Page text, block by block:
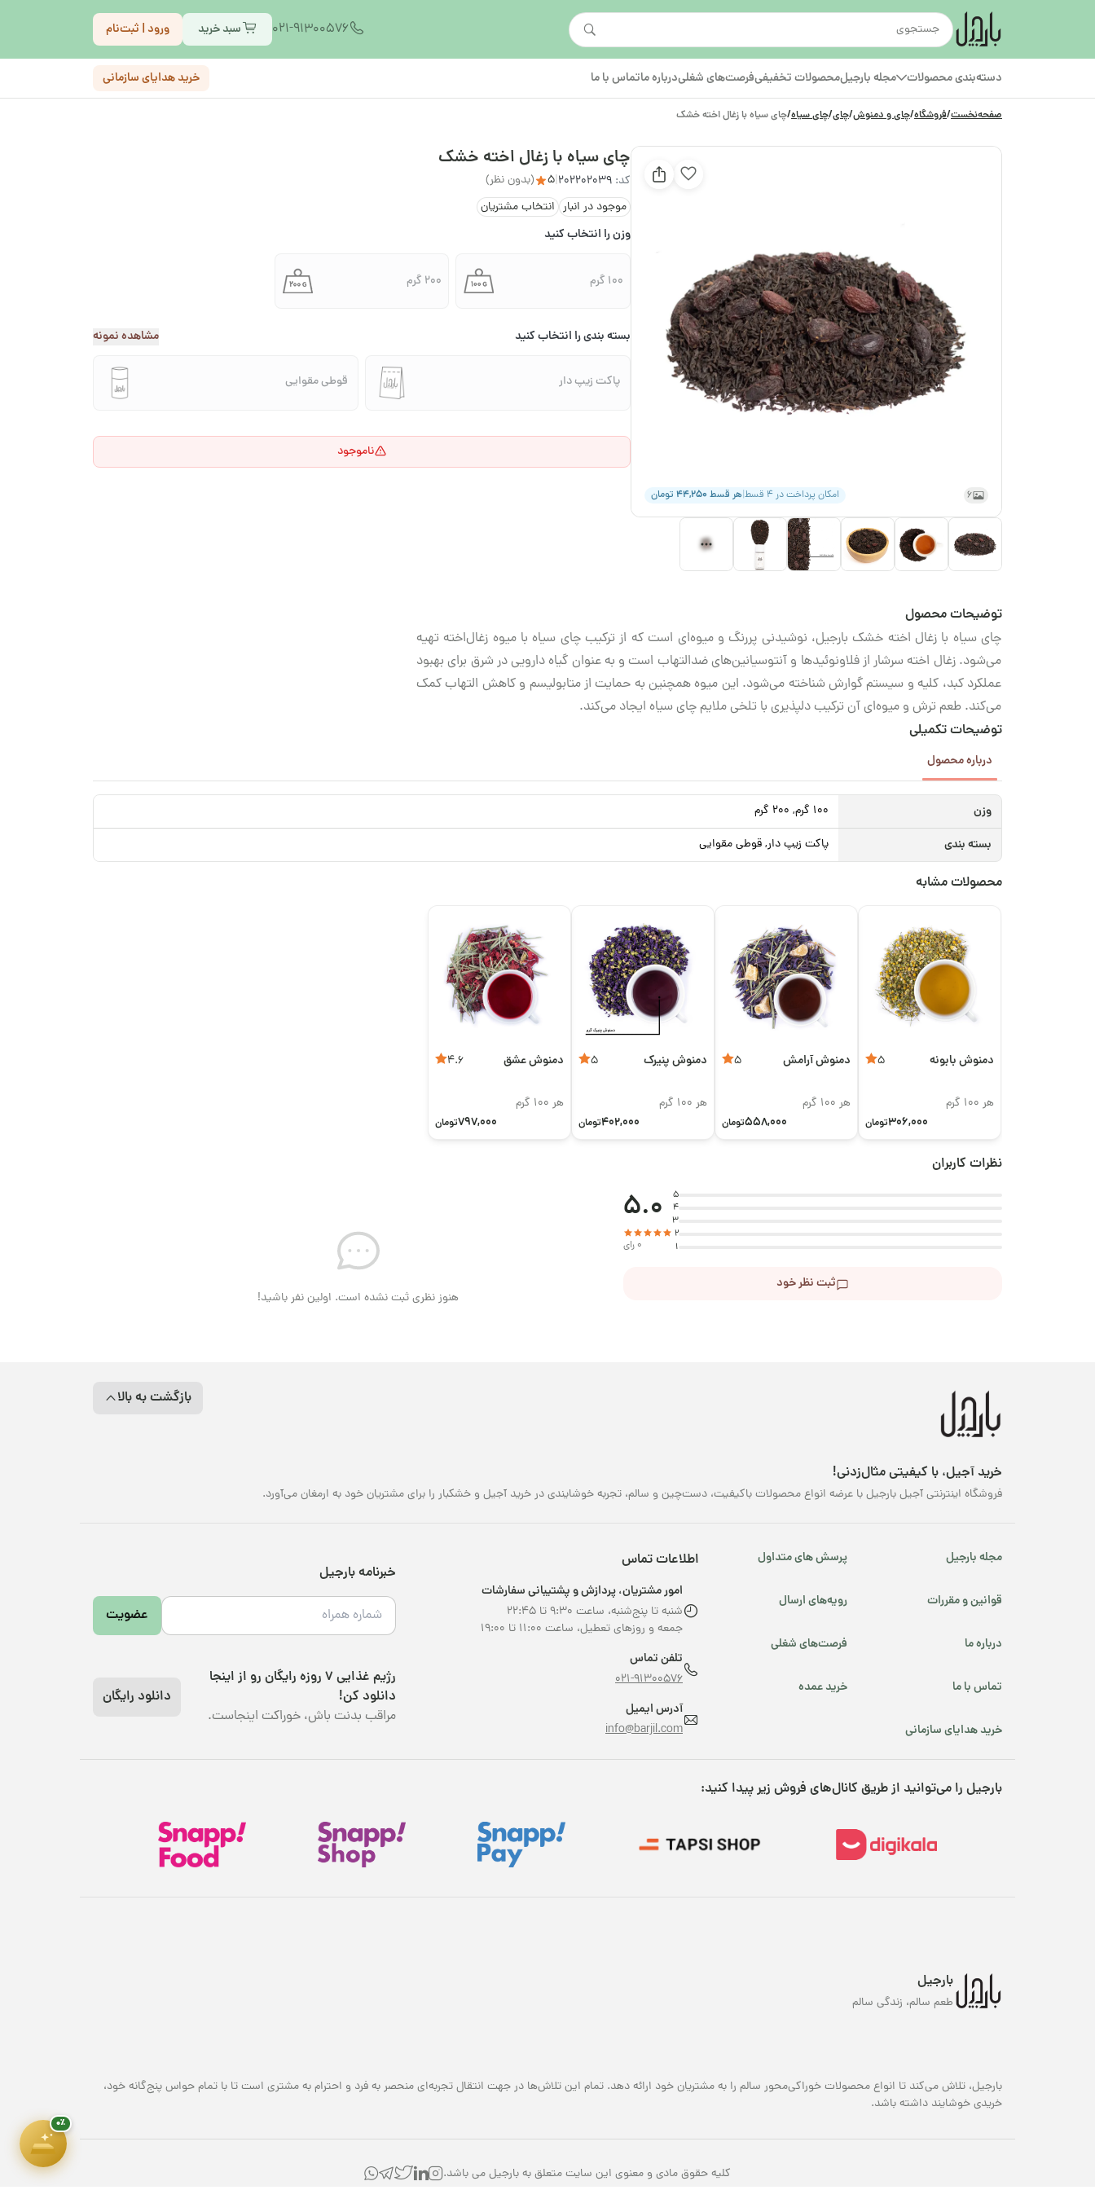
021-91300576 سبد خرید ورود | ثبت‌نام
دسته‌بندی محصولات مجله بارجیلمحصولات تخفیفیفرصت‌های شغلیدرباره ماتماس با ما خرید هدایای سازمانی
صفحه‌نخست/فروشگاه/چای و دمنوش/چای/چای سیاه/چای سیاه با زغال اخته خشک
6 امکان پرداخت در ۴ قسط |هر قسط ۴۴,۲۵۰ تومان
چای سیاه با زغال اخته خشک
کد: 202202039
|
5
(بدون نظر)
موجود در انبار انتخاب مشتریان
وزن را انتخاب کنید
100 گرم 200 گرم
بسته بندی را انتخاب کنید مشاهده نمونه
پاکت زیپ دار قوطی مقوایی
ناموجود
توضیحات محصول
چای سیاه با زغال اخته خشک بارجیل، نوشیدنی پررنگ و میوه‌ای است که از ترکیب چای سیاه با میوه زغال‌اخته تهیه
می‌شود. زغال اخته سرشار از فلاونوئیدها و آنتوسیانین‌های ضدالتهاب است و به عنوان گیاه دارویی در شرق برای بهبود
عملکرد کبد، کلیه و سیستم گوارش شناخته می‌شود. این میوه همچنین به حمایت از متابولیسم و کاهش التهاب کمک
می‌کند. طعم ترش و میوه‌ای آن ترکیب دلپذیری با تلخی ملایم چای سیاه ایجاد می‌کند.
توضیحات تکمیلی
درباره محصول
وزن 100 گرم, 200 گرم
بسته بندی پاکت زیپ دار, قوطی مقوایی
محصولات مشابه
دمنوش بابونه 5
هر 100 گرم
306,000تومان
دمنوش آرامش 5
هر 100 گرم
558,000تومان
دمنوش پنیرک 5
هر 100 گرم
402,000تومان
دمنوش عشق 4.6
هر 100 گرم
797,000تومان
نظرات کاربران
5
4
3
2
1
5.0
0 رای
ثبت نظر خود
هنوز نظری ثبت نشده است. اولین نفر باشید!
بازگشت به بالا
خرید آجیل، با کیفیتی مثال‌زدنی!
فروشگاه اینترنتی آجیل بارجیل با عرضه انواع محصولات باکیفیت، دست‌چین و سالم، تجربه خوشایندی در خرید آجیل و خشکبار را برای مشتریان خود به ارمغان می‌آورد.
مجله بارجیل پرسش های متداول
قوانین و مقررات رویه‌های ارسال
درباره ما فرصت‌های شغلی
تماس با ما خرید عمده
خرید هدایای سازمانی
اطلاعات تماس
امور مشتریان، پردازش و پشتیبانی سفارشات
شنبه تا پنج‌شنبه، ساعت ۹:۳۰ تا ۲۲:۴۵
جمعه و روزهای تعطیل، ساعت ۱۱:۰۰ تا ۱۹:۰۰
تلفن تماس
021-91300576
آدرس ایمیل
info@barjil.com
خبرنامه بارجیل
عضویت
رژیم غذایی 7 روزه رایگان رو از اینجا
دانلود کن!
مراقب بدنت باش، خوراکت اینجاست.
دانلود رایگان
بارجیل را می‌توانید از طریق کانال‌های فروش زیر پیدا کنید:
بارجیل
طعم سالم، زندگی سالم
بارجیل، تلاش می‌کند تا انواع محصولات خوراکی‌محور سالم را به مشتریان خود ارائه دهد. تمام این تلاش‌ها در جهت انتقال تجربه‌ای منحصر به فرد و احترام به مشتری است تا با تمام حواس پنج‌گانه خود،
خریدی خوشایند داشته باشد.
کلیه حقوق مادی و معنوی این سایت متعلق به بارجیل می باشد.
۰٪